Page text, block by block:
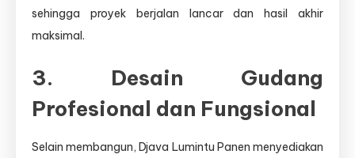
sehingga proyek berjalan lancar dan hasil akhir
maksimal.
3. Desain Gudang
Profesional dan Fungsional
Selain membangun, Djava Lumintu Panen menyediakan